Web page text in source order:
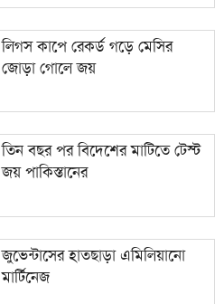
লিগস কাপে রেকর্ড গড়ে মেসির
জোড়া গোলে জয়
তিন বছর পর বিদেশের মাটিতে টেস্ট
জয় পাকিস্তানের
জুভেন্টাসের হাতছাড়া এমিলিয়ানো
মার্টিনেজ